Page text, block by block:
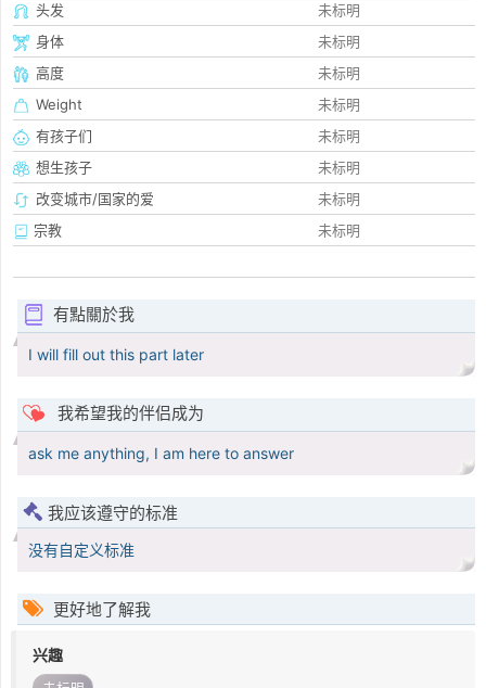
头发
未标明
身体
未标明
高度
未标明
Weight
未标明
有孩子们
未标明
想生孩子
未标明
改变城市/国家的爱
未标明
宗教
未标明
有點關於我
I will fill out this part later
我希望我的伴侣成为
ask me anything, I am here to answer
我应该遵守的标准
没有自定义标准
更好地了解我
兴趣